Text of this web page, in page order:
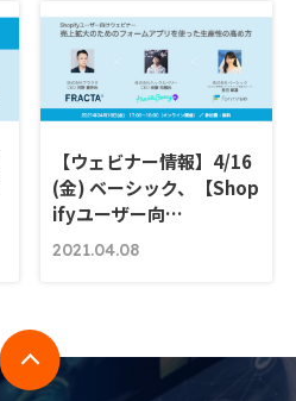
【ウェビナー情報】4/16
(金) ベーシック、【Shop
ifyユーザー向…
2021.04.08